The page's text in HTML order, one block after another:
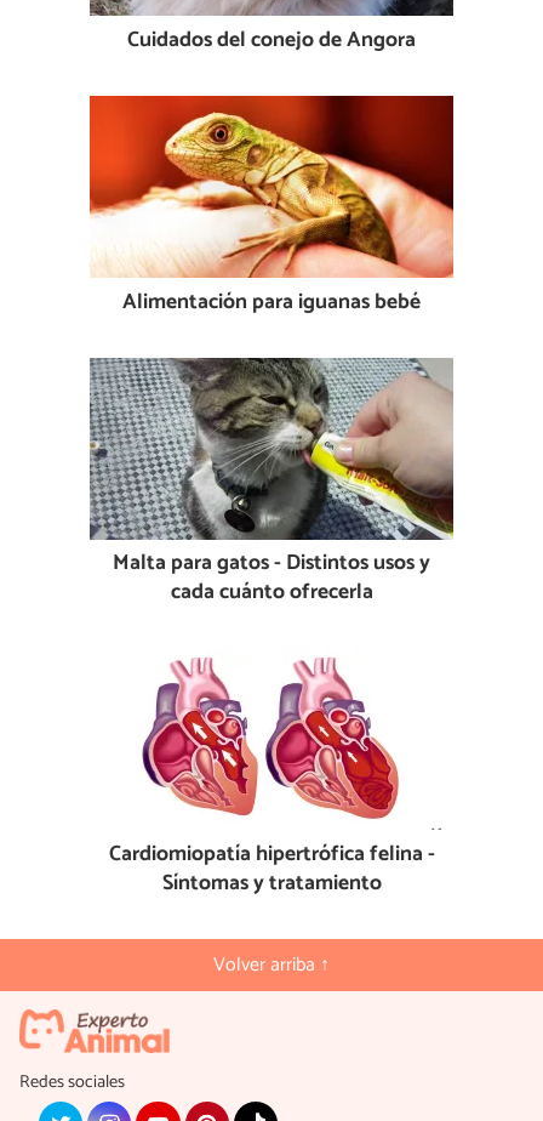
Cuidados del conejo de Angora
Alimentación para iguanas bebé
Malta para gatos - Distintos usos y
cada cuánto ofrecerla
Cardiomiopatía hipertrófica felina -
Síntomas y tratamiento
Volver arriba ↑
Redes sociales